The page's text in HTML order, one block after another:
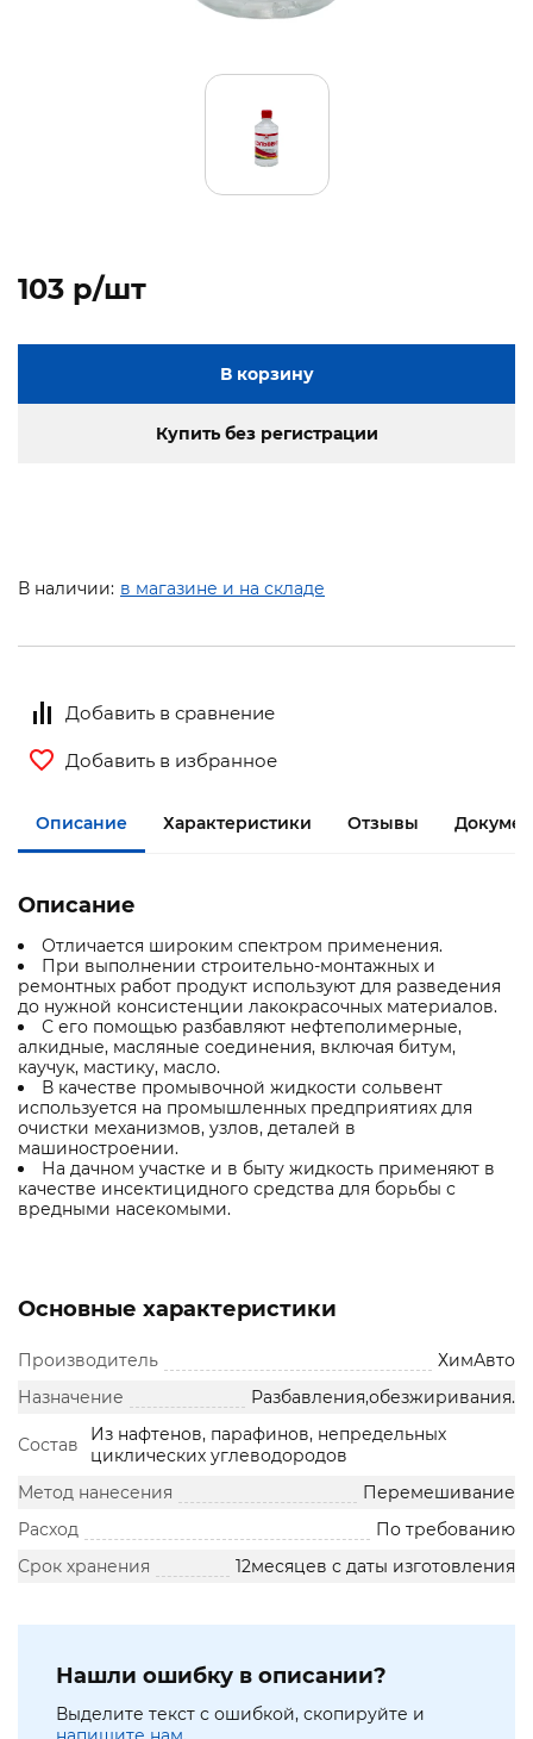
103 p/шт
В корзину
Купить без регистрации
В наличии: в магазине и на складе
Добавить в сравнение
Добавить в избранное
Описание Характеристики Отзывы
Описание
Отличается широким спектром применения.
При выполнении строительно-монтажных и
ремонтных работ продукт используют для разведения
до нужной консистенции лакокрасочных материалов.
С его помощью разбавляют нефтеполимерные,
алкидные, масляные соединения, включая битум,
каучук, мастику, масло.
В качестве промывочной жидкости сольвент
используется на промышленных предприятиях для
очистки механизмов, узлов, деталей в
машиностроении.
На дачном участке и в быту жидкость применяют в
качестве инсектицидного средства для борьбы с
вредными насекомыми.
Основные характеристики
Производитель
ХимАвто
Назначение
Разбавления,обезжиривания.
Состав
Из нафтенов, парафинов, непредельных
циклических углеводородов
Метод нанесения
Перемешивание
Расход
По требованию
Срок хранения
12месяцев с даты изготовления
Нашли ошибку в описании?
Выделите текст с ошибкой, скопируйте и